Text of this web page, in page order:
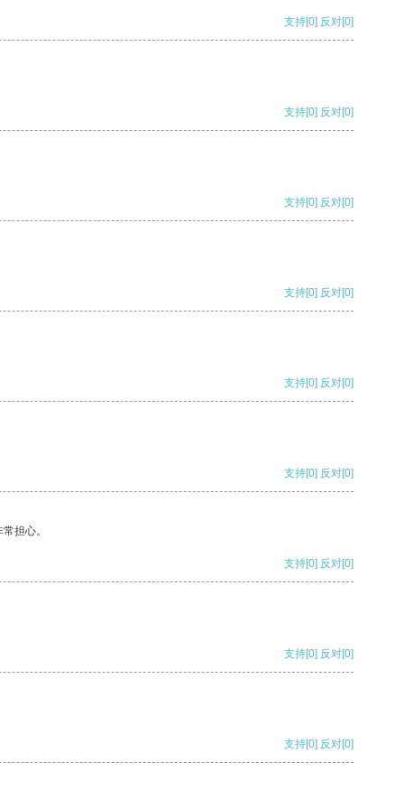
支持[0] 反对[0]
支持[0] 反对[0]
支持[0] 反对[0]
支持[0] 反对[0]
支持[0] 反对[0]
支持[0] 反对[0]
担心。
支持[0] 反对[0]
支持[0] 反对[0]
支持[0] 反对[0]